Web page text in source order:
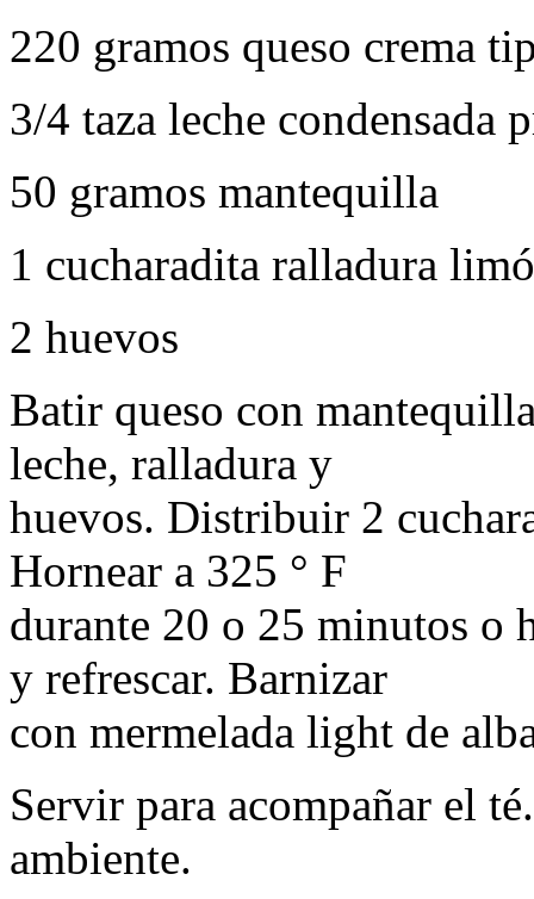
220 gramos queso crema
3/4 taza leche condensada
50 gramos mantequilla
1 cucharadita ralladura
2 huevos
Batir queso con
leche, ralladura y
huevos. Distribuir 2
Hornear a 325 ° F
durante 20 o 25 minutos o
y refrescar. Barnizar
con mermelada light de
Servir para acompañar el
ambiente.